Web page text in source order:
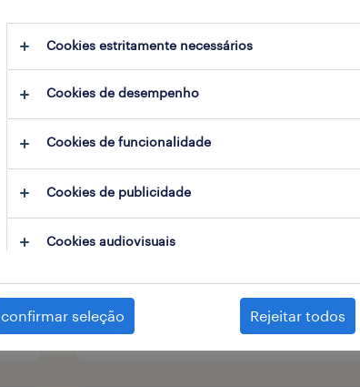
tipo de contrato 1
operador de armazém - part-
time (m/f/x) manhã
06h45/11h45
lisboa- póvoa de santa iria, lisboa
publicado em 6 agosto 2026
Cookies estritamente necessários
Cookies de desempenho
Cookies de funcionalidade
Cookies de publicidade
Cookies audiovisuais
confirmar seleção Rejeitar todos